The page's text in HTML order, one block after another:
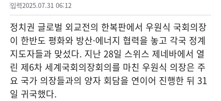
입력2025.07.31 06:12
정치권 글로벌 외교전의 한복판에서 우원식 국회의장
이 한반도 평화와 방산·에너지 협력을 놓고 각국 정계
지도자들과 맞섰다. 지난 28일 스위스 제네바에서 열
린 제6차 세계국회의장회의를 마친 우원식 의장은 주
요 국가 의장들과의 양자 회담을 연이어 진행한 뒤 31
일 귀국했다.